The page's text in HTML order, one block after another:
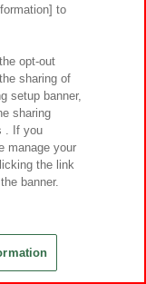
to
opt-out
sharing of
setup banner,
sharing
. If you
manage your
the link
banner.